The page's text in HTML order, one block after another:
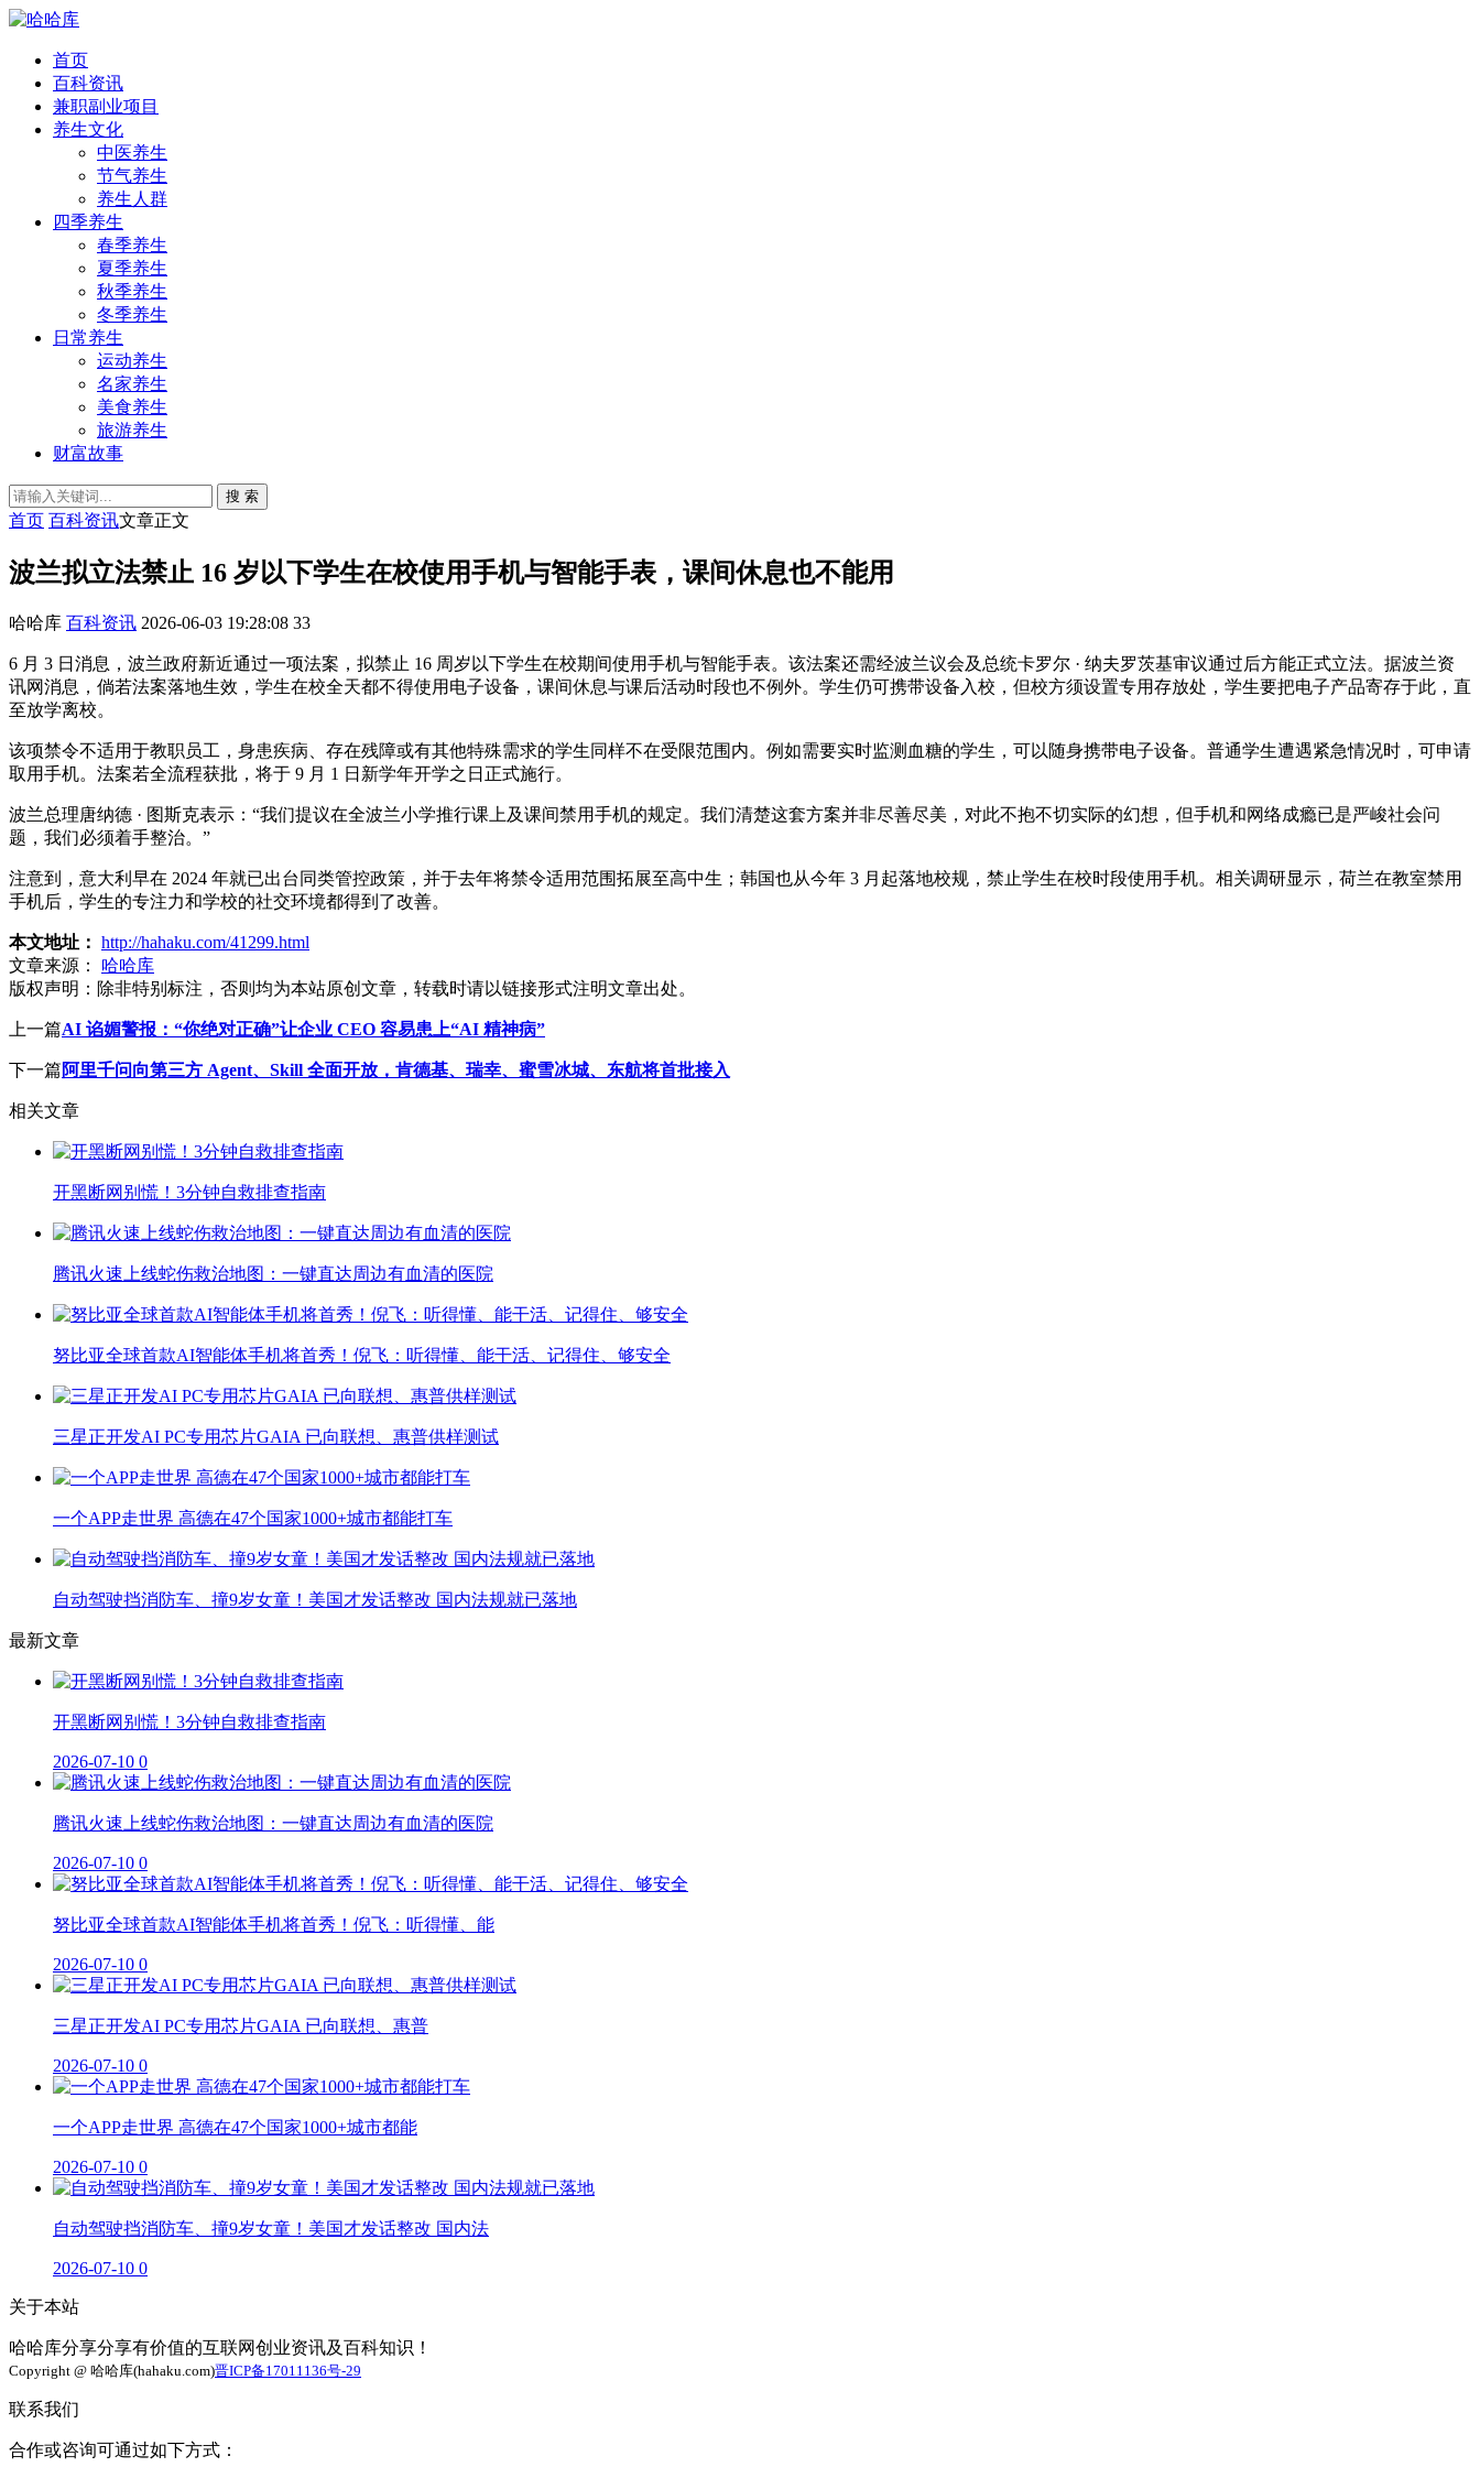
首页
百科资讯
兼职副业项目
养生文化
中医养生
节气养生
养生人群
四季养生
春季养生
夏季养生
秋季养生
冬季养生
日常养生
运动养生
名家养生
美食养生
旅游养生
财富故事
搜 索
首页 百科资讯文章正文
波兰拟立法禁止 16 岁以下学生在校使用手机与智能手表，课间休息也不能用
哈哈库 百科资讯 2026-06-03 19:28:08 33
6 月 3 日消息，波兰政府新近通过一项法案，拟禁止 16 周岁以下学生在校期间使用手机与智能手表。该法案还需经波兰议会及总统卡罗尔 · 纳夫罗茨基审议通过后方能正式立法。据波兰资
讯网消息，倘若法案落地生效，学生在校全天都不得使用电子设备，课间休息与课后活动时段也不例外。学生仍可携带设备入校，但校方须设置专用存放处，学生要把电子产品寄存于此，直
至放学离校。
该项禁令不适用于教职员工，身患疾病、存在残障或有其他特殊需求的学生同样不在受限范围内。例如需要实时监测血糖的学生，可以随身携带电子设备。普通学生遭遇紧急情况时，可申请
取用手机。法案若全流程获批，将于 9 月 1 日新学年开学之日正式施行。
波兰总理唐纳德 · 图斯克表示：“我们提议在全波兰小学推行课上及课间禁用手机的规定。我们清楚这套方案并非尽善尽美，对此不抱不切实际的幻想，但手机和网络成瘾已是严峻社会问
题，我们必须着手整治。”
注意到，意大利早在 2024 年就已出台同类管控政策，并于去年将禁令适用范围拓展至高中生；韩国也从今年 3 月起落地校规，禁止学生在校时段使用手机。相关调研显示，荷兰在教室禁用
手机后，学生的专注力和学校的社交环境都得到了改善。
本文地址： http://hahaku.com/41299.html
文章来源：
哈哈库
版权声明： 除非特别标注，否则均为本站原创文章，转载时请以链接形式注明文章出处。
上一篇AI 谄媚警报：“你绝对正确”让企业 CEO 容易患上“AI 精神病”
下一篇阿里千问向第三方 Agent、Skill 全面开放，肯德基、瑞幸、蜜雪冰城、东航将首批接入
相关文章
开黑断网别慌！3分钟自救排查指南
腾讯火速上线蛇伤救治地图：一键直达周边有血清的医院
努比亚全球首款AI智能体手机将首秀！倪飞：听得懂、能干活、记得住、够安全
三星正开发AI PC专用芯片GAIA 已向联想、惠普供样测试
一个APP走世界 高德在47个国家1000+城市都能打车
自动驾驶挡消防车、撞9岁女童！美国才发话整改 国内法规就已落地
最新文章
开黑断网别慌！3分钟自救排查指南
2026-07-10 0
腾讯火速上线蛇伤救治地图：一键直达周边有血清的医院
2026-07-10 0
努比亚全球首款AI智能体手机将首秀！倪飞：听得懂、能
2026-07-10 0
三星正开发AI PC专用芯片GAIA 已向联想、惠普
2026-07-10 0
一个APP走世界 高德在47个国家1000+城市都能
2026-07-10 0
自动驾驶挡消防车、撞9岁女童！美国才发话整改 国内法
2026-07-10 0
关于本站
哈哈库分享分享有价值的互联网创业资讯及百科知识！
Copyright @ 哈哈库(hahaku.com)晋ICP备17011136号-29
联系我们
合作或咨询可通过如下方式：